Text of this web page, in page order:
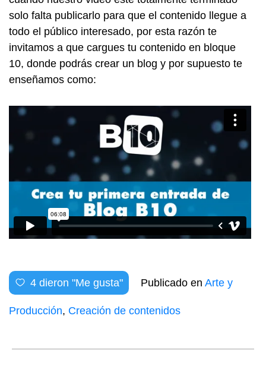
solo falta publicarlo para que el contenido llegue a
todo el público interesado, por esta razón te
invitamos a que cargues tu contenido en bloque
10, donde podrás crear un blog y por supuesto te
enseñamos como:
4 dieron "Me gusta" Publicado en Arte y
Producción, Creación de contenidos